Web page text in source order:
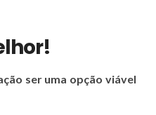
ser uma opção viável